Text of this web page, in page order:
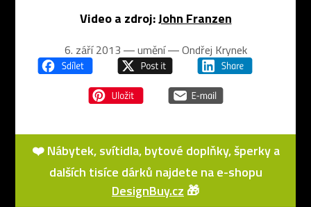
Video a zdroj:John Franzen
6. září 2013 ― umění ―Ondřej Krynek
❤️ Nábytek, svítidla, bytové doplňky, šperky a
dalších tisíce dárků najdete na e-shopu
DesignBuy.cz 🎁